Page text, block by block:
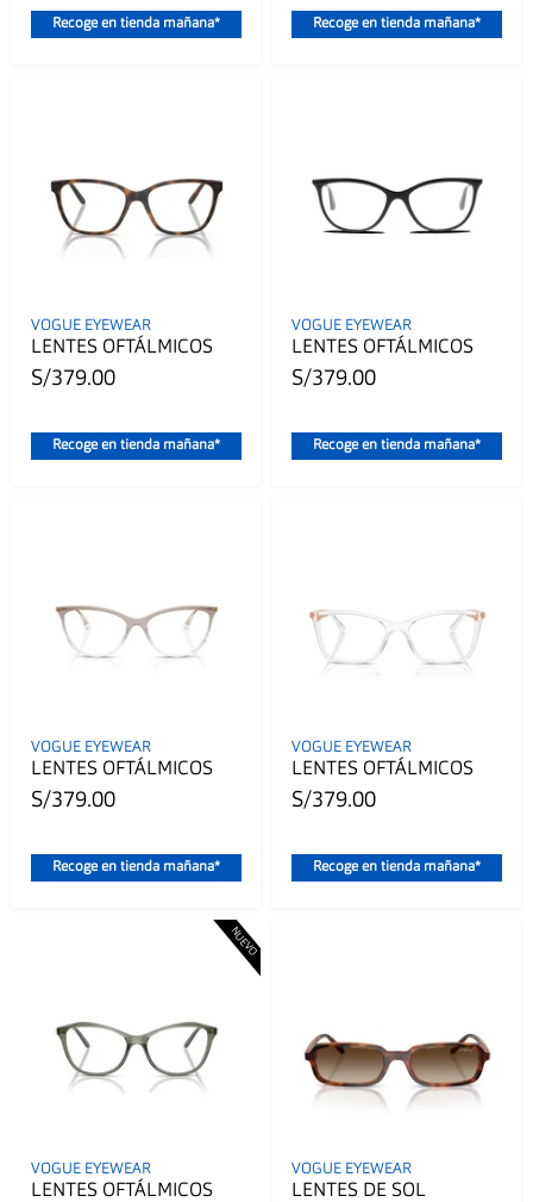
Recoge en tienda mañana* Recoge en tienda mañana*
VOGUE EYEWEAR
LENTES OFTÁLMICOS
S/379.00
Recoge en tienda mañana*
VOGUE EYEWEAR
LENTES OFTÁLMICOS
S/379.00
Recoge en tienda mañana*
VOGUE EYEWEAR
LENTES OFTÁLMICOS
S/379.00
Recoge en tienda mañana*
VOGUE EYEWEAR
LENTES OFTÁLMICOS
S/379.00
Recoge en tienda mañana*
VOGUE EYEWEAR
LENTES OFTÁLMICOS
VOGUE EYEWEAR
LENTES DE SOL